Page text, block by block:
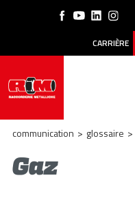
CARRIÈRE
communication > glossaire >
Gaz